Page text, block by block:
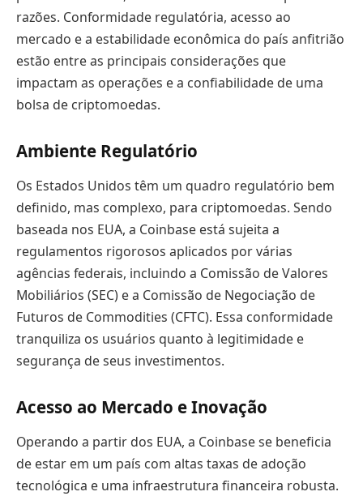
razões. Conformidade regulatória, acesso ao
mercado e a estabilidade econômica do país anfitrião
estão entre as principais considerações que
impactam as operações e a confiabilidade de uma
bolsa de criptomoedas.
Ambiente Regulatório
Os Estados Unidos têm um quadro regulatório bem
definido, mas complexo, para criptomoedas. Sendo
baseada nos EUA, a Coinbase está sujeita a
regulamentos rigorosos aplicados por várias
agências federais, incluindo a Comissão de Valores
Mobiliários (SEC) e a Comissão de Negociação de
Futuros de Commodities (CFTC). Essa conformidade
tranquiliza os usuários quanto à legitimidade e
segurança de seus investimentos.
Acesso ao Mercado e Inovação
Operando a partir dos EUA, a Coinbase se beneficia
de estar em um país com altas taxas de adoção
tecnológica e uma infraestrutura financeira robusta.